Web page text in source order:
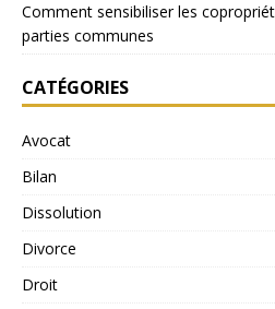
Comment sensibiliser les
parties communes
CATÉGORIES
Avocat
Bilan
Dissolution
Divorce
Droit